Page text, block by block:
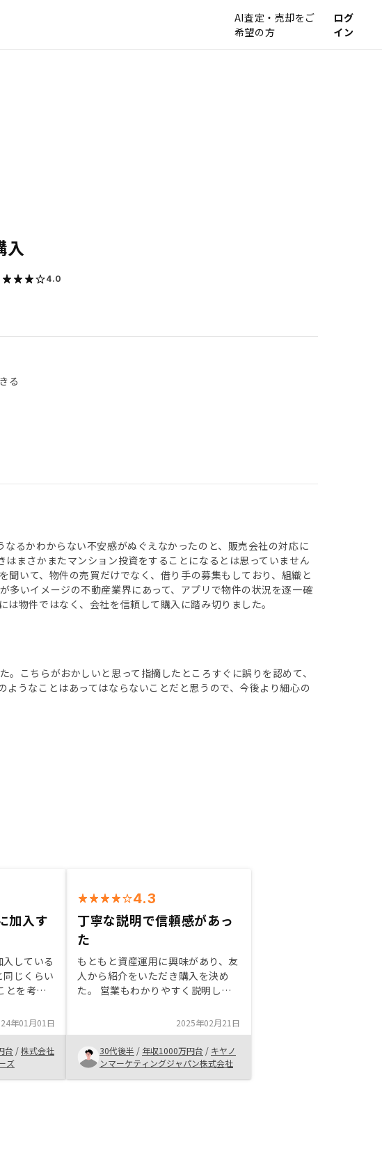
AI査定・売却をご
希望の方
ログ
イン
入
4.0
る
るかわからない不安感がぬぐえなかったのと、販売会社の対応に
まさかまたマンション投資をすることになるとは思っていません
聞いて、物件の売買だけでなく、借り手の募集もしており、組織と
多いイメージの不動産業界にあって、アプリで物件の状況を逐一確
物件ではなく、会社を信頼して購入に踏み切りました。
こちらがおかしいと思って指摘したところすぐに誤りを認めて、
うなことはあってはならないことだと思うので、今後より細心の
加入す
している
じくらい
とを考え
不動産投資
感じられま
とによ
じられる
検討した
年01月01日
台 /株式会社
ズ
4.3
丁寧な説明で信頼感があっ
た
もともと資産運用に興味があり、友
人から紹介をいただき購入を決め
た。 営業もわかりやすく説明して
No1であることも魅力だった。 今
後も余力があれば、物件を増やして
いきたいと思う。
2025年02月21日
30代後半 / 年収1000万円台 / キヤノ
ンマーケティングジャパン株式会社